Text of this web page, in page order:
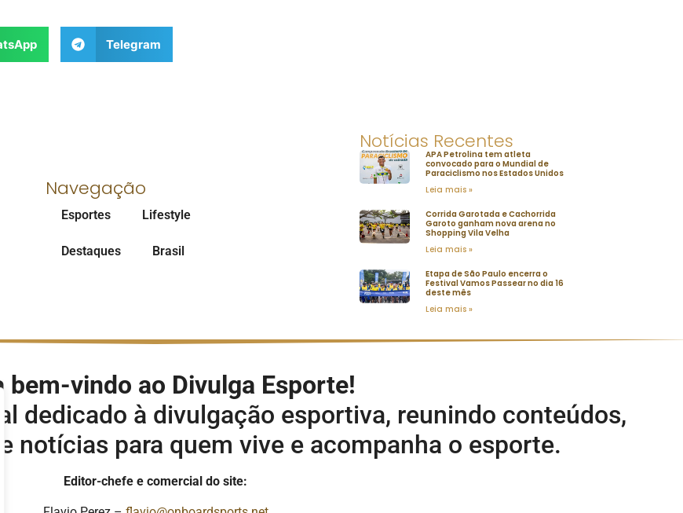
Telegram
Navegação
Esportes Lifestyle
Destaques Brasil
Notícias Recentes
APA Petrolina tem atleta
convocado para o Mundial de
Paraciclismo nos Estados Unidos
Leia mais »
Corrida Garotada e Cachorrida
Garoto ganham nova arena no
Shopping Vila Velha
Leia mais »
Etapa de São Paulo encerra o
Festival Vamos Passear no dia 16
deste mês
Leia mais »
bem-vindo ao Divulga Esporte!
dedicado à divulgação esportiva, reunindo conteúdos,
notícias para quem vive e acompanha o esporte.
Editor-chefe e comercial do site: